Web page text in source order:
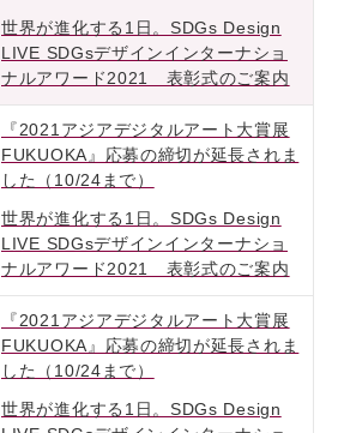
世界が進化する1日。SDGs Design
LIVE SDGsデザインインターナショ
ナルアワード2021 表彰式のご案内
『2021アジアデジタルアート大賞展
FUKUOKA』応募の締切が延長されま
した（10/24まで）
世界が進化する1日。SDGs Design
LIVE SDGsデザインインターナショ
ナルアワード2021 表彰式のご案内
『2021アジアデジタルアート大賞展
FUKUOKA』応募の締切が延長されま
した（10/24まで）
世界が進化する1日。SDGs Design